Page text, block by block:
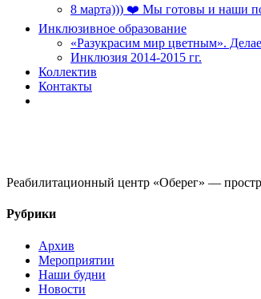
8 марта))) ❤️ Мы готовы и наши
Инклюзивное образование
«Разукрасим мир цветным».
Инклюзия 2014-2015 гг.
Коллектив
Контакты
Реабилитационный центр «Оберег» —
Рубрики
Архив
Мероприятии
Наши будни
Новости